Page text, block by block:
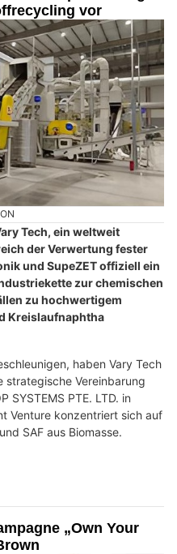
vor
Tech, ein weltweit
der Verwertung fester
und SupeZET offiziell ein
zur chemischen
zu hochwertigem
Kreislaufnaphtha
haben Vary Tech
strategische Vereinbarung
SYSTEMS PTE. LTD. in
Venture konzentriert sich auf
SAF aus Biomasse.
„Own Your